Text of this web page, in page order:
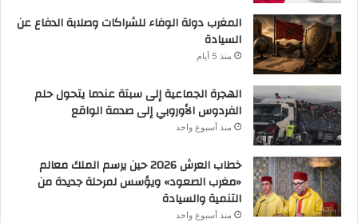
المغرب دولة الوفاء للشراكات وصلابة الدفاع عن
السيادة
منذ 5 أيام
الهجرة الجماعية إلى سبتة عندما يتحول حلم
الفردوس الأوروبي إلى صدمة الواقع
منذ أسبوع واحد
خطاب العرش 2026 حين يرسم الملك معالم
«مغرب الصعود» ويؤسس لمرحلة جديدة من
التنمية والسيادة
منذ أسبوع واحد